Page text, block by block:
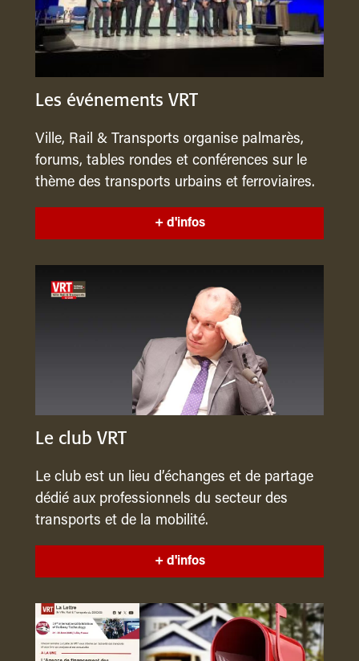
Les événements VRT
Ville, Rail & Transports organise palmarès,
forums, tables rondes et conférences sur le
thème des transports urbains et ferroviaires.
+ d'infos
Le club VRT
Le club est un lieu d’échanges et de partage
dédié aux professionnels du secteur des
transports et de la mobilité.
+ d'infos